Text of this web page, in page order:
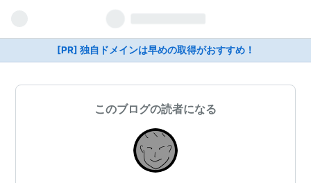
[PR] 独自ドメインは早めの取得がおすすめ！
このブログの読者になる